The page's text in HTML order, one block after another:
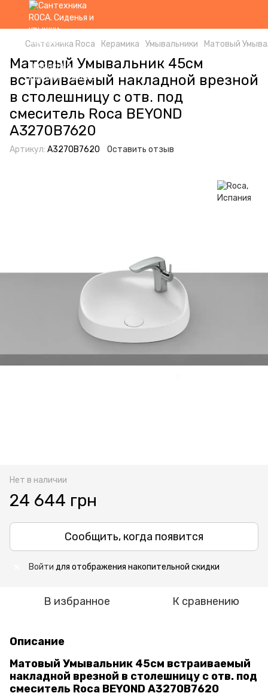
Сантехника Roca Керамика Умывальники Матовый
Матовый Умывальник 45см
встраиваемый накладной врезной
в столешницу с отв. под
смеситель Roca BEYOND
A3270B7620
Артикул: A3270B7620 Оставить отзыв
Нет в наличии
24 644 грн
Сообщить, когда появится
Войти для отображения накопительной скидки
В избранное К сравнению
Описание
Матовый Умывальник 45см встраиваемый
накладной врезной в столешницу с отв. под
смеситель Roca BEYOND A3270B7620